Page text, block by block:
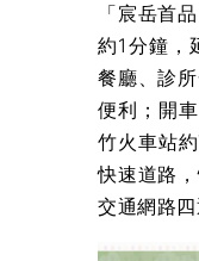
「宸岳首
約1分鐘，
餐廳、診
便利；開
竹火車站
快速道路
交通網路四